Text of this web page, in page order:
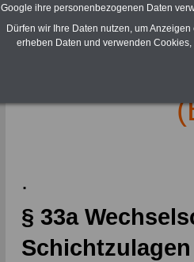
.
§ 33a
Schichtzulagen
Google ihre personenbezogenen Daten
Dürfen wir Ihre Daten nutzen, um
erheben Daten und verwenden